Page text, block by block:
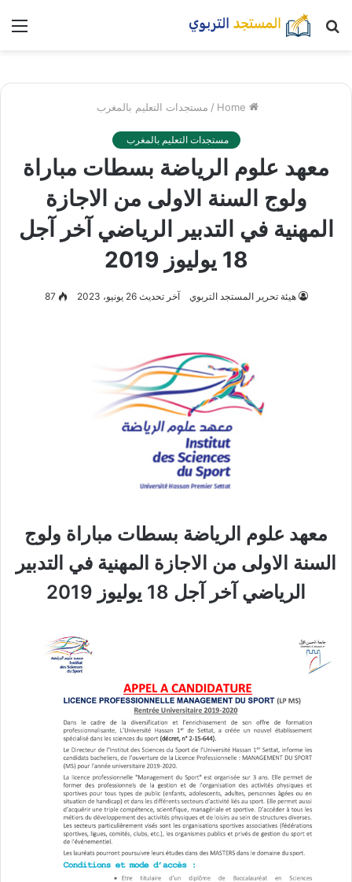
بحث
/ مستجدات التعليم بالمغرب
مستجدات التعليم بالمغرب
معهد علوم الرياضة بسطات مباراة
ولوج السنة الاولى من الاجازة
المهنية في التدبير الرياضي آخر آجل
18 يوليوز 2019
هيئة تحرير المستجد التربوي آخر تحديث 26 يونيو، 2023 87
معهد علوم الرياضة بسطات مباراة ولوج
السنة الاولى من الاجازة المهنية في التدبير
الرياضي آخر آجل 18 يوليوز 2019